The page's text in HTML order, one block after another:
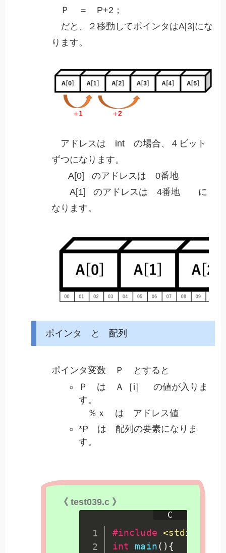
Ｐ ＝ P+2；
だと、２移動してポインタはA[3]にな
ります。
アドレスは int の場合、４ビット
ずつになります。
A[0] のアドレスは 0番地
A[1] のアドレスは 4番地 に
なります。
ポインタ と 配列
ポインタ変数 Ｐ とすると
Ｐ は Ａ［i］ の値が入りま
す。
％ｘ は アドレス値
*P は 配列の要素になりま
す。
《 test039.c 》
#include <stdio.h>
int
main( ) {